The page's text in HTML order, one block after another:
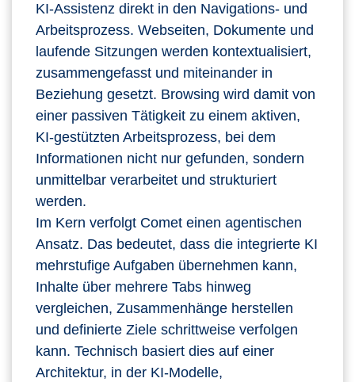
KI‑Assistenz direkt in den Navigations‑ und
Arbeitsprozess. Webseiten, Dokumente und
laufende Sitzungen werden kontextualisiert,
zusammengefasst und miteinander in
Beziehung gesetzt. Browsing wird damit von
einer passiven Tätigkeit zu einem aktiven,
KI‑gestützten Arbeitsprozess, bei dem
Informationen nicht nur gefunden, sondern
unmittelbar verarbeitet und strukturiert
werden.
Im Kern verfolgt Comet einen agentischen
Ansatz. Das bedeutet, dass die integrierte KI
mehrstufige Aufgaben übernehmen kann,
Inhalte über mehrere Tabs hinweg
vergleichen, Zusammenhänge herstellen
und definierte Ziele schrittweise verfolgen
kann. Technisch basiert dies auf einer
Architektur, in der KI‑Modelle,